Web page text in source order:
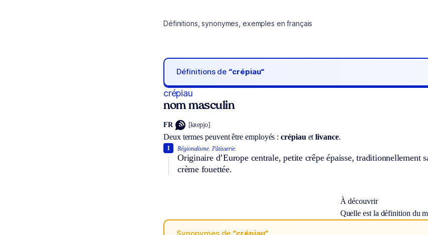
Définitions, synonymes, exemples en français
Définitions de “crépiau“
crépiau
nom masculin
FR [kʀepjo]
Deux termes peuvent être employés :crépiau etlivance.
Régionalisme. Pâtisserie.
Originaire d’Europe centrale, petite crêpe épaisse, traditionnellement
crème fouettée.
1
À découvrir
Quelle est la définition du